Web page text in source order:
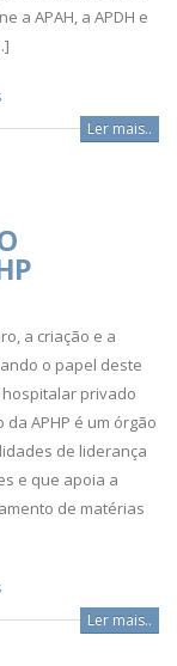
a APAH, a APDH e
Ler mais..
a criação e a
o papel deste
privado
da APHP é um órgão
de liderança
e que apoia a
de matérias
Ler mais..